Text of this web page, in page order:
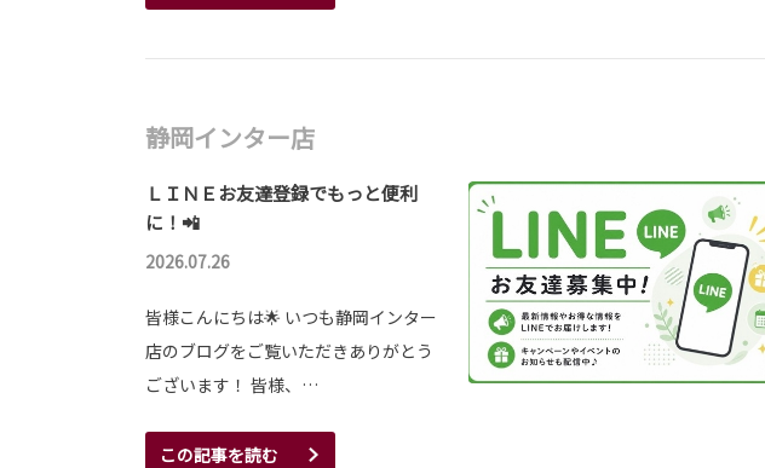
静岡インター店
ＬＩＮＥお友達登録でもっと便利
に！📲
2026.07.26
皆様こんにちは🌟 いつも静岡インター
店のブログをご覧いただきありがとう
ございます！ 皆様、…
この記事を読む